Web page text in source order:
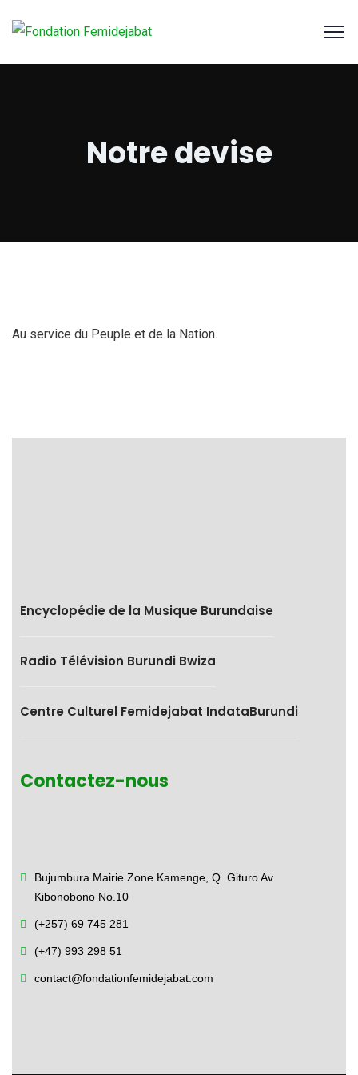
Notre devise
Au service du Peuple et de la Nation.
Encyclopédie de la Musique Burundaise
Radio Télévision Burundi Bwiza
Centre Culturel Femidejabat IndataBurundi
Contactez-nous
Bujumbura Mairie Zone Kamenge, Q. Gituro Av.
Kibonobono No.10
(+257) 69 745 281
(+47) 993 298 51
contact@fondationfemidejabat.com